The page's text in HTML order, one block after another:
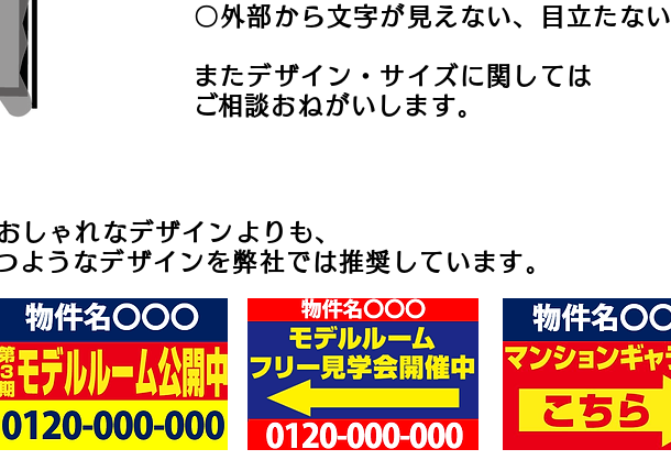
〇外部から文字が見えない、目立たない
またデザイン・サイズに関しては
​ご相談おねがいします。
しゃれなデザインよりも、
ようなデザインを弊社では推奨しています。